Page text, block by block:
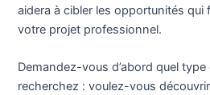
aidera à cibler les opportunités
votre projet professionnel.
Demandez-vous d’abord quel type
recherchez : voulez-vous